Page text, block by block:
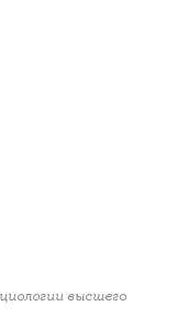
высшего